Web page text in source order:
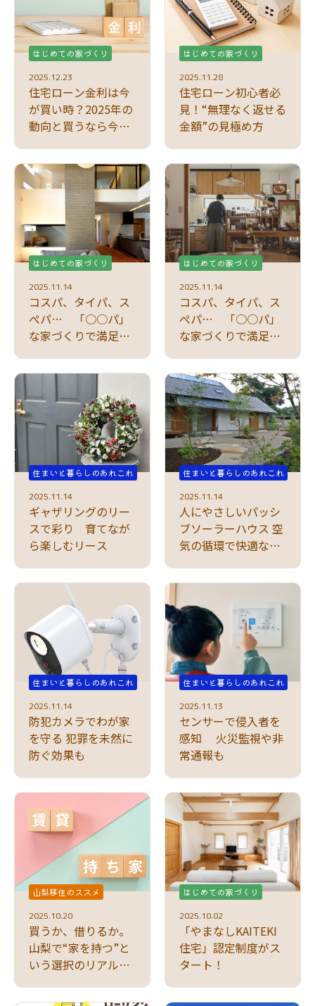
はじめての家づくり
2025.12.23
住宅ローン金利は今
が買い時？2025年の
動向と買うなら今な
はじめての家づくり
2025.11.28
住宅ローン初心者必
見！“無理なく返せる
金額”の見極め方
はじめての家づくり
2025.11.14
コスパ、タイパ、ス
ぺパ… 「○○パ」
な家づくりで満足度
はじめての家づくり
2025.11.14
コスパ、タイパ、ス
ぺパ… 「○○パ」
な家づくりで満足度
住まいと暮らしのあれこれ
2025.11.14
ギャザリングのリー
スで彩り 育てなが
ら楽しむリース
住まいと暮らしのあれこれ
2025.11.14
人にやさしいパッシ
ブソーラーハウス 空
気の循環で快適な生
住まいと暮らしのあれこれ
2025.11.14
防犯カメラでわが家
を守る 犯罪を未然に
防ぐ効果も
住まいと暮らしのあれこれ
2025.11.13
センサーで侵入者を
感知 火災監視や非
常通報も
山梨移住のススメ
2025.10.20
買うか、借りるか。
山梨で“家を持つ”と
いう選択のリアルな
はじめての家づくり
2025.10.02
「やまなしKAITEKI
住宅」認定制度がス
タート！